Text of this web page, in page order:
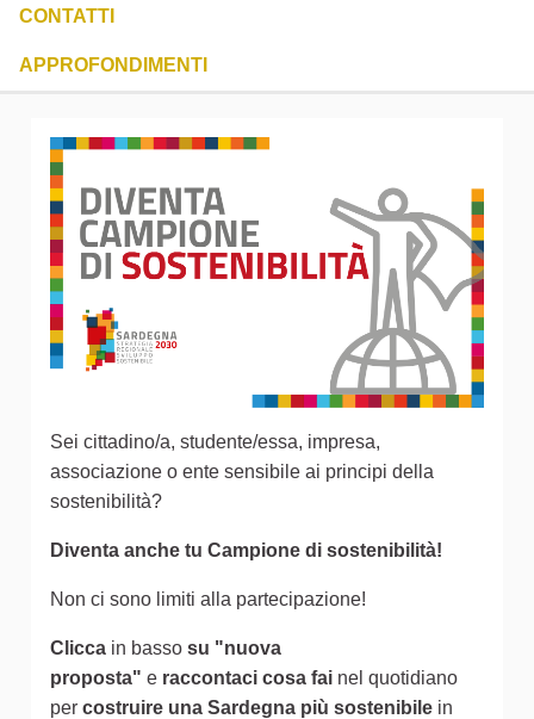
CONTATTI
APPROFONDIMENTI
Sei cittadino/a, studente/essa, impresa,
associazione o ente sensibile ai principi della
sostenibilità?
Diventa anche tu Campione di sostenibilità!
Non ci sono limiti alla partecipazione!
Clicca in basso su "nuova
proposta" e raccontaci cosa fai nel quotidiano
per costruire una Sardegna più sostenibile in